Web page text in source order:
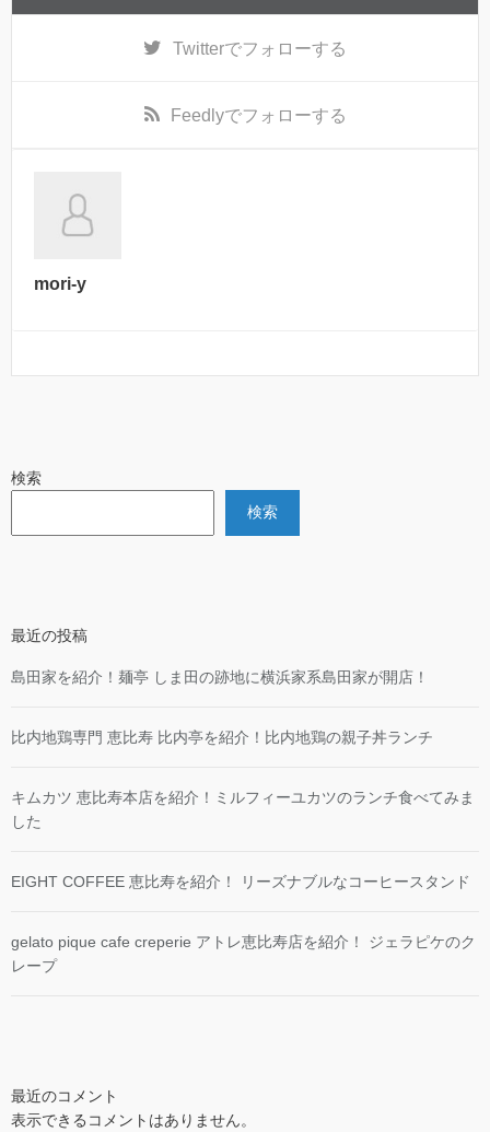
Twitterでフォローする
Feedlyでフォローする
mori-y
検索
検索
最近の投稿
島田家を紹介！麺亭 しま田の跡地に横浜家系島田家が開店！
比内地鶏専門 恵比寿 比内亭を紹介！比内地鶏の親子丼ランチ
キムカツ 恵比寿本店を紹介！ミルフィーユカツのランチ食べてみま
した
EIGHT COFFEE 恵比寿を紹介！ リーズナブルなコーヒースタンド
gelato pique cafe creperie アトレ恵比寿店を紹介！ ジェラピケのク
レープ
最近のコメント
表示できるコメントはありません。